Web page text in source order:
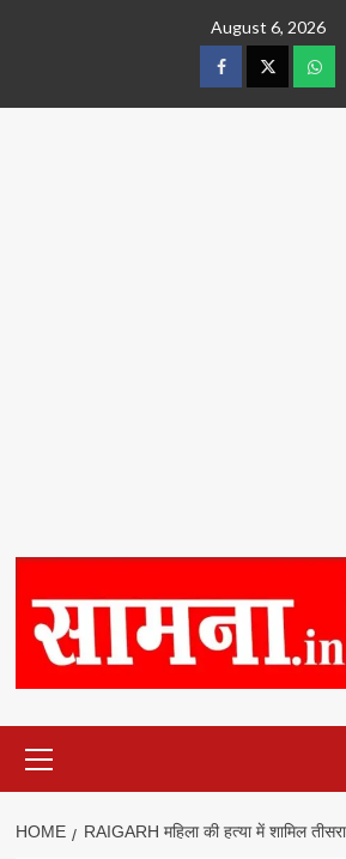
August 6, 2026
facebooktwitterwtsp
Menu
HOME RAIGARH महिला की हत्या में शामिल